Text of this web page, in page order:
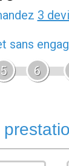
3
sans
5 6